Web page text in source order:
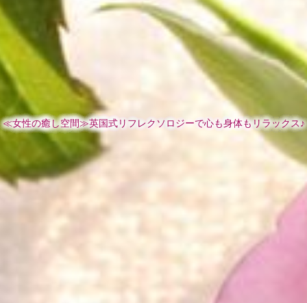
≪女性の癒し空間≫英国式リフレクソロジーで心も身体もリラックス♪